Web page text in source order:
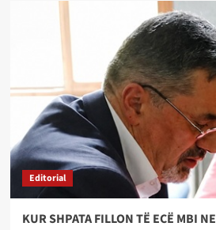
Editorial
KUR SHPATA FILLON TË ECË MBI NE